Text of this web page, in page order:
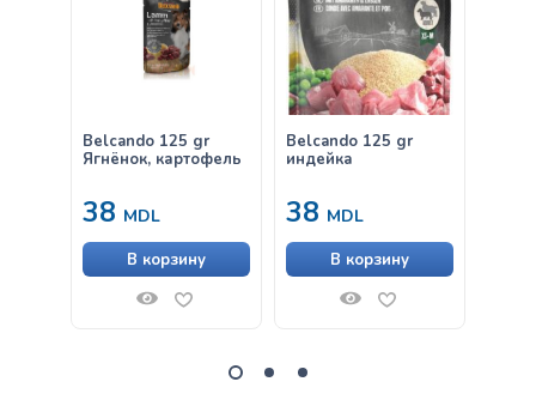
Belcando 125 gr
Ягнёнок, картофель
38 MDL
В корзину
Belcando 125 gr
индейка
38 MDL
В корзину